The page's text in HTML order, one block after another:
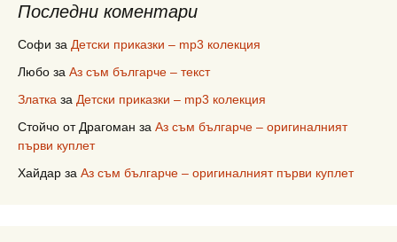
Последни коментари
Софи за Детски приказки – mp3 колекция
Любо за Аз съм българче – текст
Златка за Детски приказки – mp3 колекция
Стойчо от Драгоман за Аз съм българче – оригиналният
първи куплет
Хайдар за Аз съм българче – оригиналният първи куплет